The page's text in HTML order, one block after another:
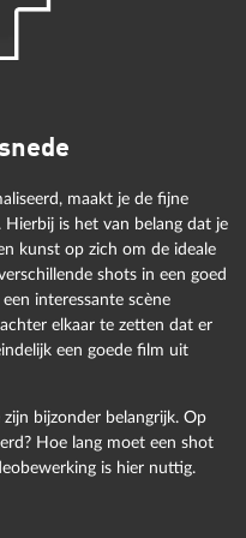
software VEGAS kun
Er zijn ook veel special
ruis uit de soundtrack
vinden in het tabblad
je verdere
compressor, galm of
programmaversie Video
over professionele
compressor, 1-klik-
waarmee je de
kunt
- perfect voor
maakt je de fijne
is het van belang dat je
kunst op zich om de ideale
shots in een goed
interessante scène
elkaar te zetten dat er
een goede film uit
bijzonder belangrijk. Op
Hoe lang moet een shot
is hier nuttig.